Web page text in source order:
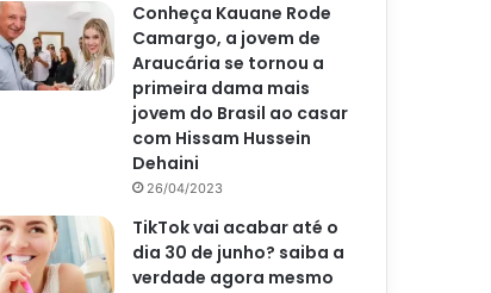
Conheça Kauane Rode
Camargo, a jovem de
Araucária se tornou a
primeira dama mais
jovem do Brasil ao casar
com Hissam Hussein
Dehaini
26/04/2023
TikTok vai acabar até o
dia 30 de junho? saiba a
verdade agora mesmo